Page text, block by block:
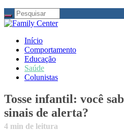
Início
Comportamento
Educação
Saúde
Colunistas
Tosse infantil: você
sinais de alerta?
4 min de leitura